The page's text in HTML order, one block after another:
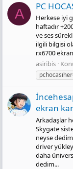
A PC
Herkese iyi
haftadır
ve ses
ilgili bilgisi
rx6700
asiribis
ekran
Arkadaşlar
Skygate
neyse
driver
daha
dedim...